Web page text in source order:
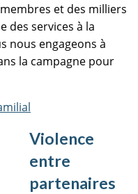
et des milliers
des services à la
nous engageons à
la campagne pour
Violence
entre
partenaires